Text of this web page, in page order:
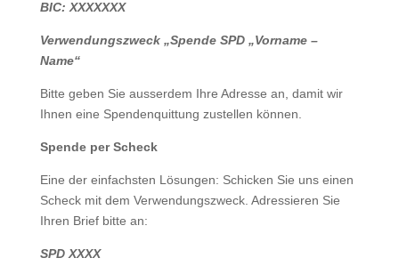
BIC: XXXXXXX
Verwendungszweck „Spende SPD „Vorname –
Name“
Bitte geben Sie ausserdem Ihre Adresse an, damit wir
Ihnen eine Spendenquittung zustellen können.
Spende per Scheck
Eine der einfachsten Lösungen: Schicken Sie uns einen
Scheck mit dem Verwendungszweck. Adressieren Sie
Ihren Brief bitte an:
SPD XXXX